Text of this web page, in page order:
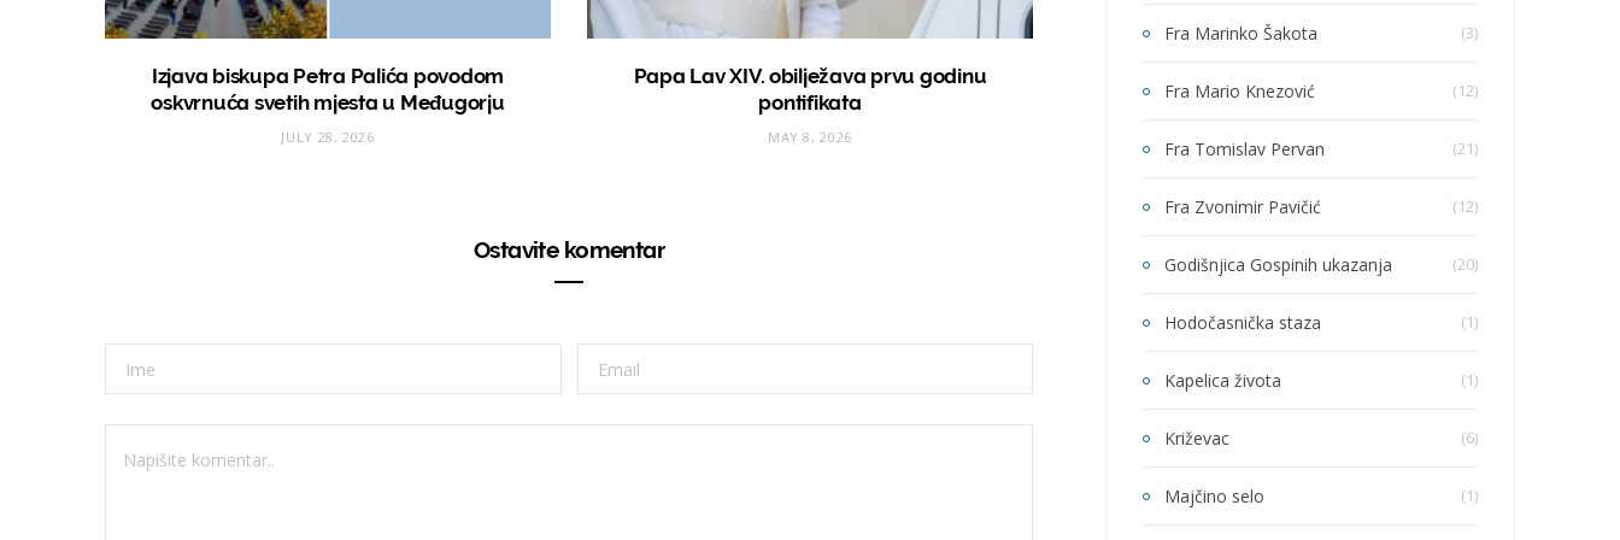
Izjava biskupa Petra Palića povodom
oskvrnuća svetih mjesta u Međugorju
JULY 28, 2026
Papa Lav XIV. obilježava prvu godinu
pontifikata
MAY 8, 2026
Ostavite komentar
Fra Marinko Šakota (3)
Fra Mario Knezović (12)
Fra Tomislav Pervan (21)
Fra Zvonimir Pavičić (12)
Godišnjica Gospinih ukazanja (20)
Hodočasnička staza (1)
Kapelica života (1)
Križevac (6)
Majčino selo (1)